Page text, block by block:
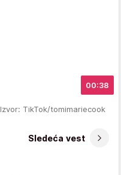
00:38
Izvor: TikTok/tomimariecook
Sledeća vest